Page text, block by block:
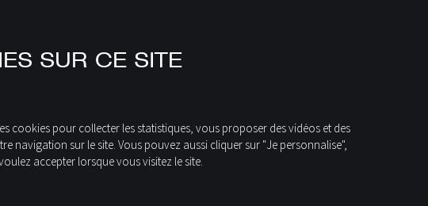
SUR CE SITE
cookies pour collecter les statistiques, vous proposer des vidéos et des
navigation sur le site. Vous pouvez aussi cliquer sur "Je personnalise",
accepter lorsque vous visitez le site.